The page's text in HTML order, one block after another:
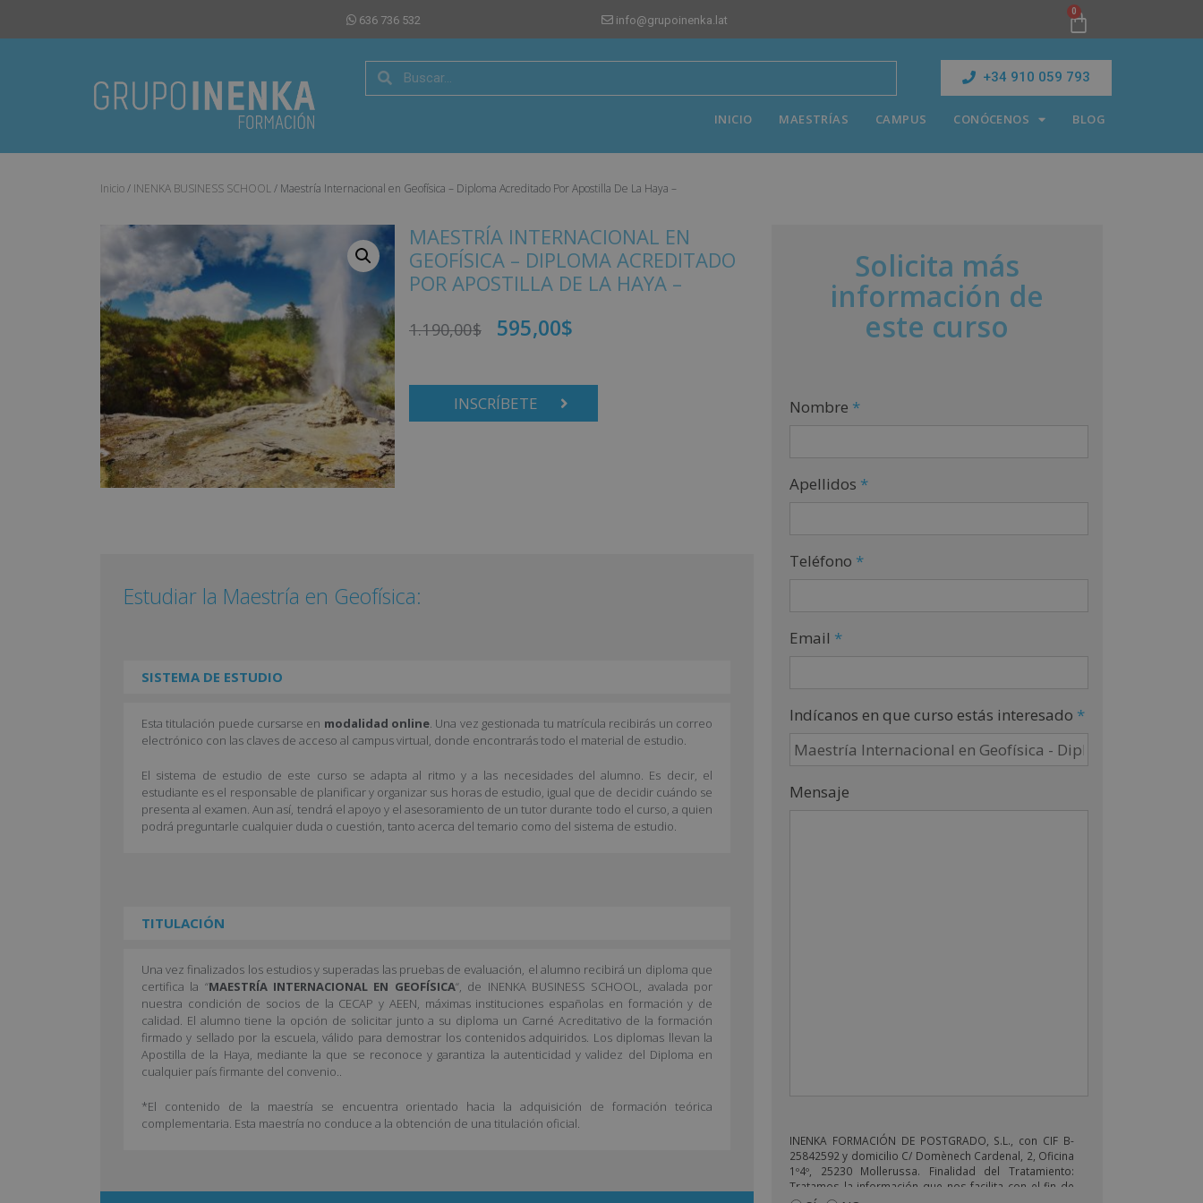
636 736 532 info@grupoinenka.lat
0
+34 910 059 793
INICIO MAESTRÍAS CAMPUS CONÓCENOS BLOG
Inicio/ INENKA BUSINESS SCHOOL/ Maestría Internacional en Geofísica – Diploma Acreditado Por Apostilla De La Haya –
MAESTRÍA INTERNACIONAL EN
GEOFÍSICA – DIPLOMA ACREDITADO
POR APOSTILLA DE LA HAYA –
1.190,00$ 595,00$
INSCRÍBETE
Estudiar la Maestría en Geofísica:
SISTEMA DE ESTUDIO
Esta titulación puede cursarse en modalidad online. Una vez gestionada tu matrícula recibirás un correo
electrónico con las claves de acceso al campus virtual, donde encontrarás todo el material de estudio.
El sistema de estudio de este curso se adapta al ritmo y a las necesidades del alumno. Es decir, el
estudiante es el responsable de planificar y organizar sus horas de estudio, igual que de decidir cuándo se
presenta al examen. Aun así, tendrá el apoyo y el asesoramiento de un tutor durante todo el curso, a quien
podrá preguntarle cualquier duda o cuestión, tanto acerca del temario como del sistema de estudio.
TITULACIÓN
Una vez finalizados los estudios y superadas las pruebas de evaluación, el alumno recibirá un diploma que
certifica la “MAESTRÍA INTERNACIONAL EN GEOFÍSICA“, de INENKA BUSINESS SCHOOL, avalada por
nuestra condición de socios de la CECAP y AEEN, máximas instituciones españolas en formación y de
calidad. El alumno tiene la opción de solicitar junto a su diploma un Carné Acreditativo de la formación
firmado y sellado por la escuela, válido para demostrar los contenidos adquiridos. Los diplomas llevan la
Apostilla de la Haya, mediante la que se reconoce y garantiza la autenticidad y validez del Diploma en
cualquier país firmante del convenio..
*El contenido de la maestría se encuentra orientado hacia la adquisición de formación teórica
complementaria. Esta maestría no conduce a la obtención de una titulación oficial.
Solicita más
información de
este curso
Nombre *
Apellidos *
Teléfono *
Email *
Indícanos en que curso estás interesado *
Mensaje
INENKA FORMACIÓN DE POSTGRADO, S.L., con CIF B-
25842592 y domicilio C/ Domènech Cardenal, 2, Oficina
1º4º, 25230 Mollerussa. Finalidad del Tratamiento:
Tratamos la información que nos facilita con el fin de